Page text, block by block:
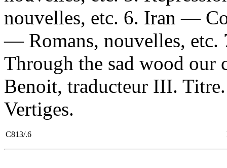
nouvelles, etc. 6. Iran —
— Romans, nouvelles, etc.
Through the sad wood
Benoit, traducteur III.
Vertiges.
C813/.6